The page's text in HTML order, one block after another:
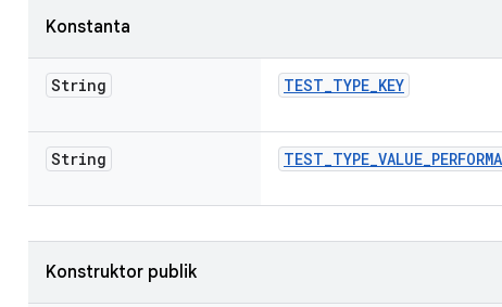
Konstanta
String TEST_TYPE_KEY
String TEST_TYPE_VALUE_
Konstruktor publik